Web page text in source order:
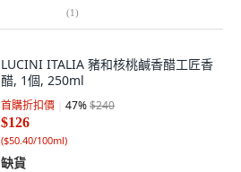
(1)
LUCINI ITALIA 豬和核桃鹹香醋工匠香
醋, 1個, 250ml
首購折扣價 47%$240
$126
($50.40/100ml)
缺貨